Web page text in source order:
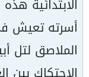
الابتدائية
أسرته تعيش
الملاصق لتل